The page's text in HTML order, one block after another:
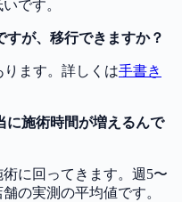
です。
すが、移行できますか？
ます。詳しくは手書き
に施術時間が増えるんで
に回ってきます。週5〜
の実測の平均値です。